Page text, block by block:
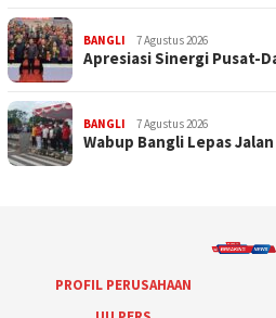
BANGLI 7 Agustus 2026
Apresiasi Sinergi Pusat-
BANGLI 7 Agustus 2026
Wabup Bangli Lepas
PROFIL PERUSAHAAN